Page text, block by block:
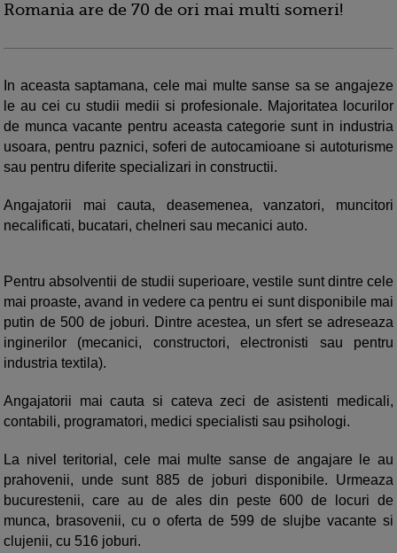
Romania are de 70 de ori mai multi someri!
In aceasta saptamana, cele mai multe sanse sa se angajeze
le au cei cu studii medii si profesionale. Majoritatea locurilor
de munca vacante pentru aceasta categorie sunt in industria
usoara, pentru paznici, soferi de autocamioane si autoturisme
sau pentru diferite specializari in constructii.
Angajatorii mai cauta, deasemenea, vanzatori, muncitori
necalificati, bucatari, chelneri sau mecanici auto.
Pentru absolventii de studii superioare, vestile sunt dintre cele
mai proaste, avand in vedere ca pentru ei sunt disponibile mai
putin de 500 de joburi. Dintre acestea, un sfert se adreseaza
inginerilor (mecanici, constructori, electronisti sau pentru
industria textila).
Angajatorii mai cauta si cateva zeci de asistenti medicali,
contabili, programatori, medici specialisti sau psihologi.
La nivel teritorial, cele mai multe sanse de angajare le au
prahovenii, unde sunt 885 de joburi disponibile. Urmeaza
bucurestenii, care au de ales din peste 600 de locuri de
munca, brasovenii, cu o oferta de 599 de slujbe vacante si
clujenii, cu 516 joburi.